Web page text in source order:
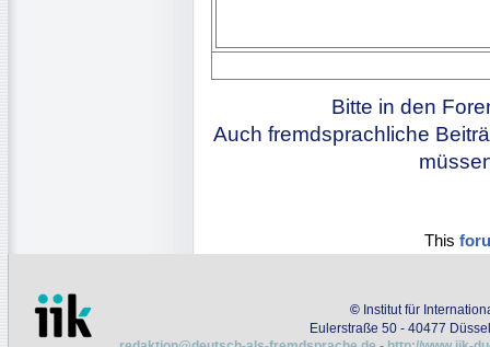
Bitte in den
Auch fremdsprachliche
This
© Institut für
Eulerstraße 50 - 40477